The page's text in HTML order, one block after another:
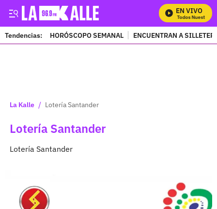
EN VIVO
Mira Todos Nuestros
Tendencias: HORÓSCOPO SEMANAL ENCUENTRAN A
La Kalle / Lotería Santander
Lotería Santander
Lotería Santander